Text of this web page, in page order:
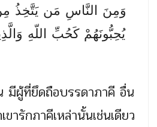
وَمِنَ النَّاسِ مَن يَتَّخِذُ
يُحِبُّونَهُمْ كَحُبِّ اللّهِ
มีผู้ที่ยึดถือบรรดาภาคี อื่น
ารักภาคีเหล่านั้นเช่นเดียว